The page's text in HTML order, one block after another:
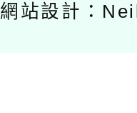
網站設計：